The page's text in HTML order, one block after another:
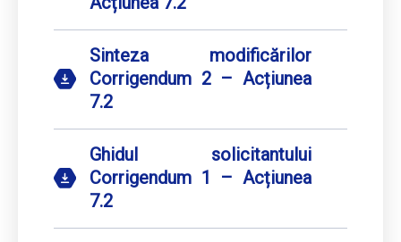
Sinteza modificărilor
Corrigendum 2 – Acțiunea
7.2
Ghidul solicitantului
Corrigendum 1 – Acțiunea
7.2